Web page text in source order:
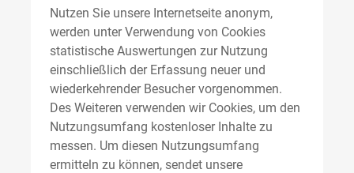
Nutzen Sie unsere Internetseite anonym,
werden unter Verwendung von Cookies
statistische Auswertungen zur Nutzung
einschließlich der Erfassung neuer und
wiederkehrender Besucher vorgenommen.
Des Weiteren verwenden wir Cookies, um den
Nutzungsumfang kostenloser Inhalte zu
messen. Um diesen Nutzungsumfang
ermitteln zu können, sendet unsere